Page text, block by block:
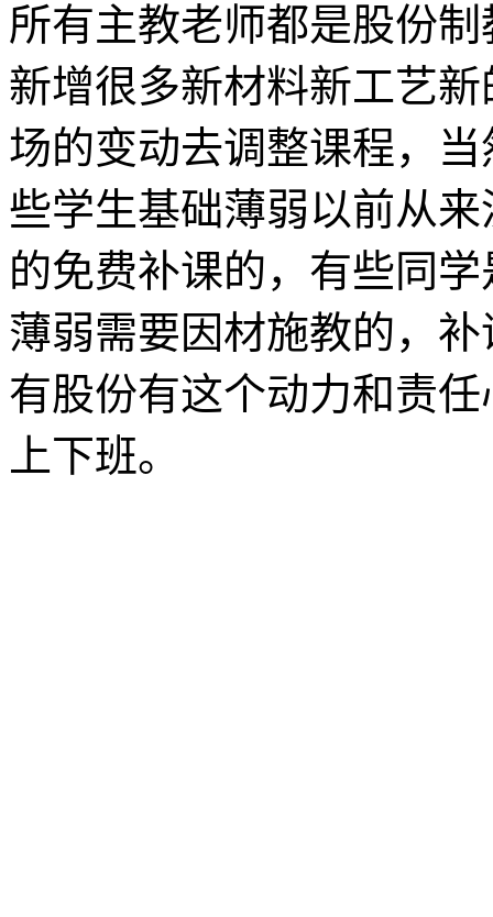
所有主教老师都是股份
新增很多新材料新工艺
场的变动去调整课程，
些学生基础薄弱以前从
的免费补课的，有些同
薄弱需要因材施教的，
有股份有这个动力和责
上下班。